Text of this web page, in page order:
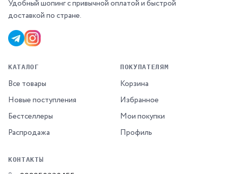
Удобный шопинг с привычной оплатой и быстрой
доставкой по стране.
КАТАЛОГ
Все товары
Новые поступления
Бестселлеры
Распродажа
ПОКУПАТЕЛЯМ
Корзина
Избранное
Мои покупки
Профиль
КОНТАКТЫ